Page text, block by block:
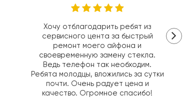
Хочу отблагодарить ребят из
сервисного цента за быстрый
ремонт моего айфона и
своевременную замену стекла.
Ведь телефон так необходим.
Ребята молодцы, вложились за сутки
почти. Очень радует цена и
качество. Огромное спасибо!